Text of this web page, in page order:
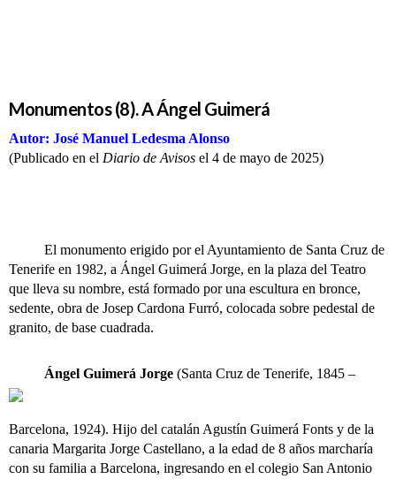
Monumentos (8). A Ángel Guimerá
Autor: José Manuel Ledesma Alonso
(Publicado en el Diario de Avisos el 4 de mayo de 2025)
El monumento erigido por el Ayuntamiento de Santa Cruz de
Tenerife en 1982, a Ángel Guimerá Jorge, en la plaza del Teatro
que lleva su nombre, está formado por una escultura en bronce,
sedente, obra de Josep Cardona Furró, colocada sobre pedestal de
granito, de base cuadrada.
Ángel Guimerá Jorge (Santa Cruz de Tenerife, 1845 –
Barcelona, 1924). Hijo del catalán Agustín Guimerá Fonts y de la
canaria Margarita Jorge Castellano, a la edad de 8 años marcharía
con su familia a Barcelona, ingresando en el colegio San Antonio